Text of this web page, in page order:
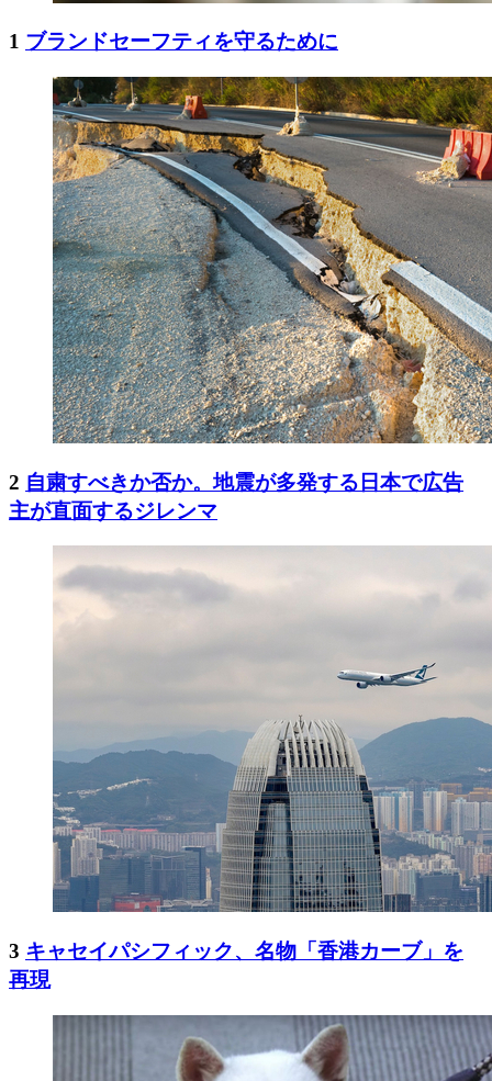
1 ブランドセーフティを守るために
2 自粛すべきか否か。地震が多発する日本で広告
主が直面するジレンマ
3 キャセイパシフィック、名物「香港カーブ」を
再現